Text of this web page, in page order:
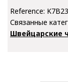
Reference:
Связанные
Швейцарские